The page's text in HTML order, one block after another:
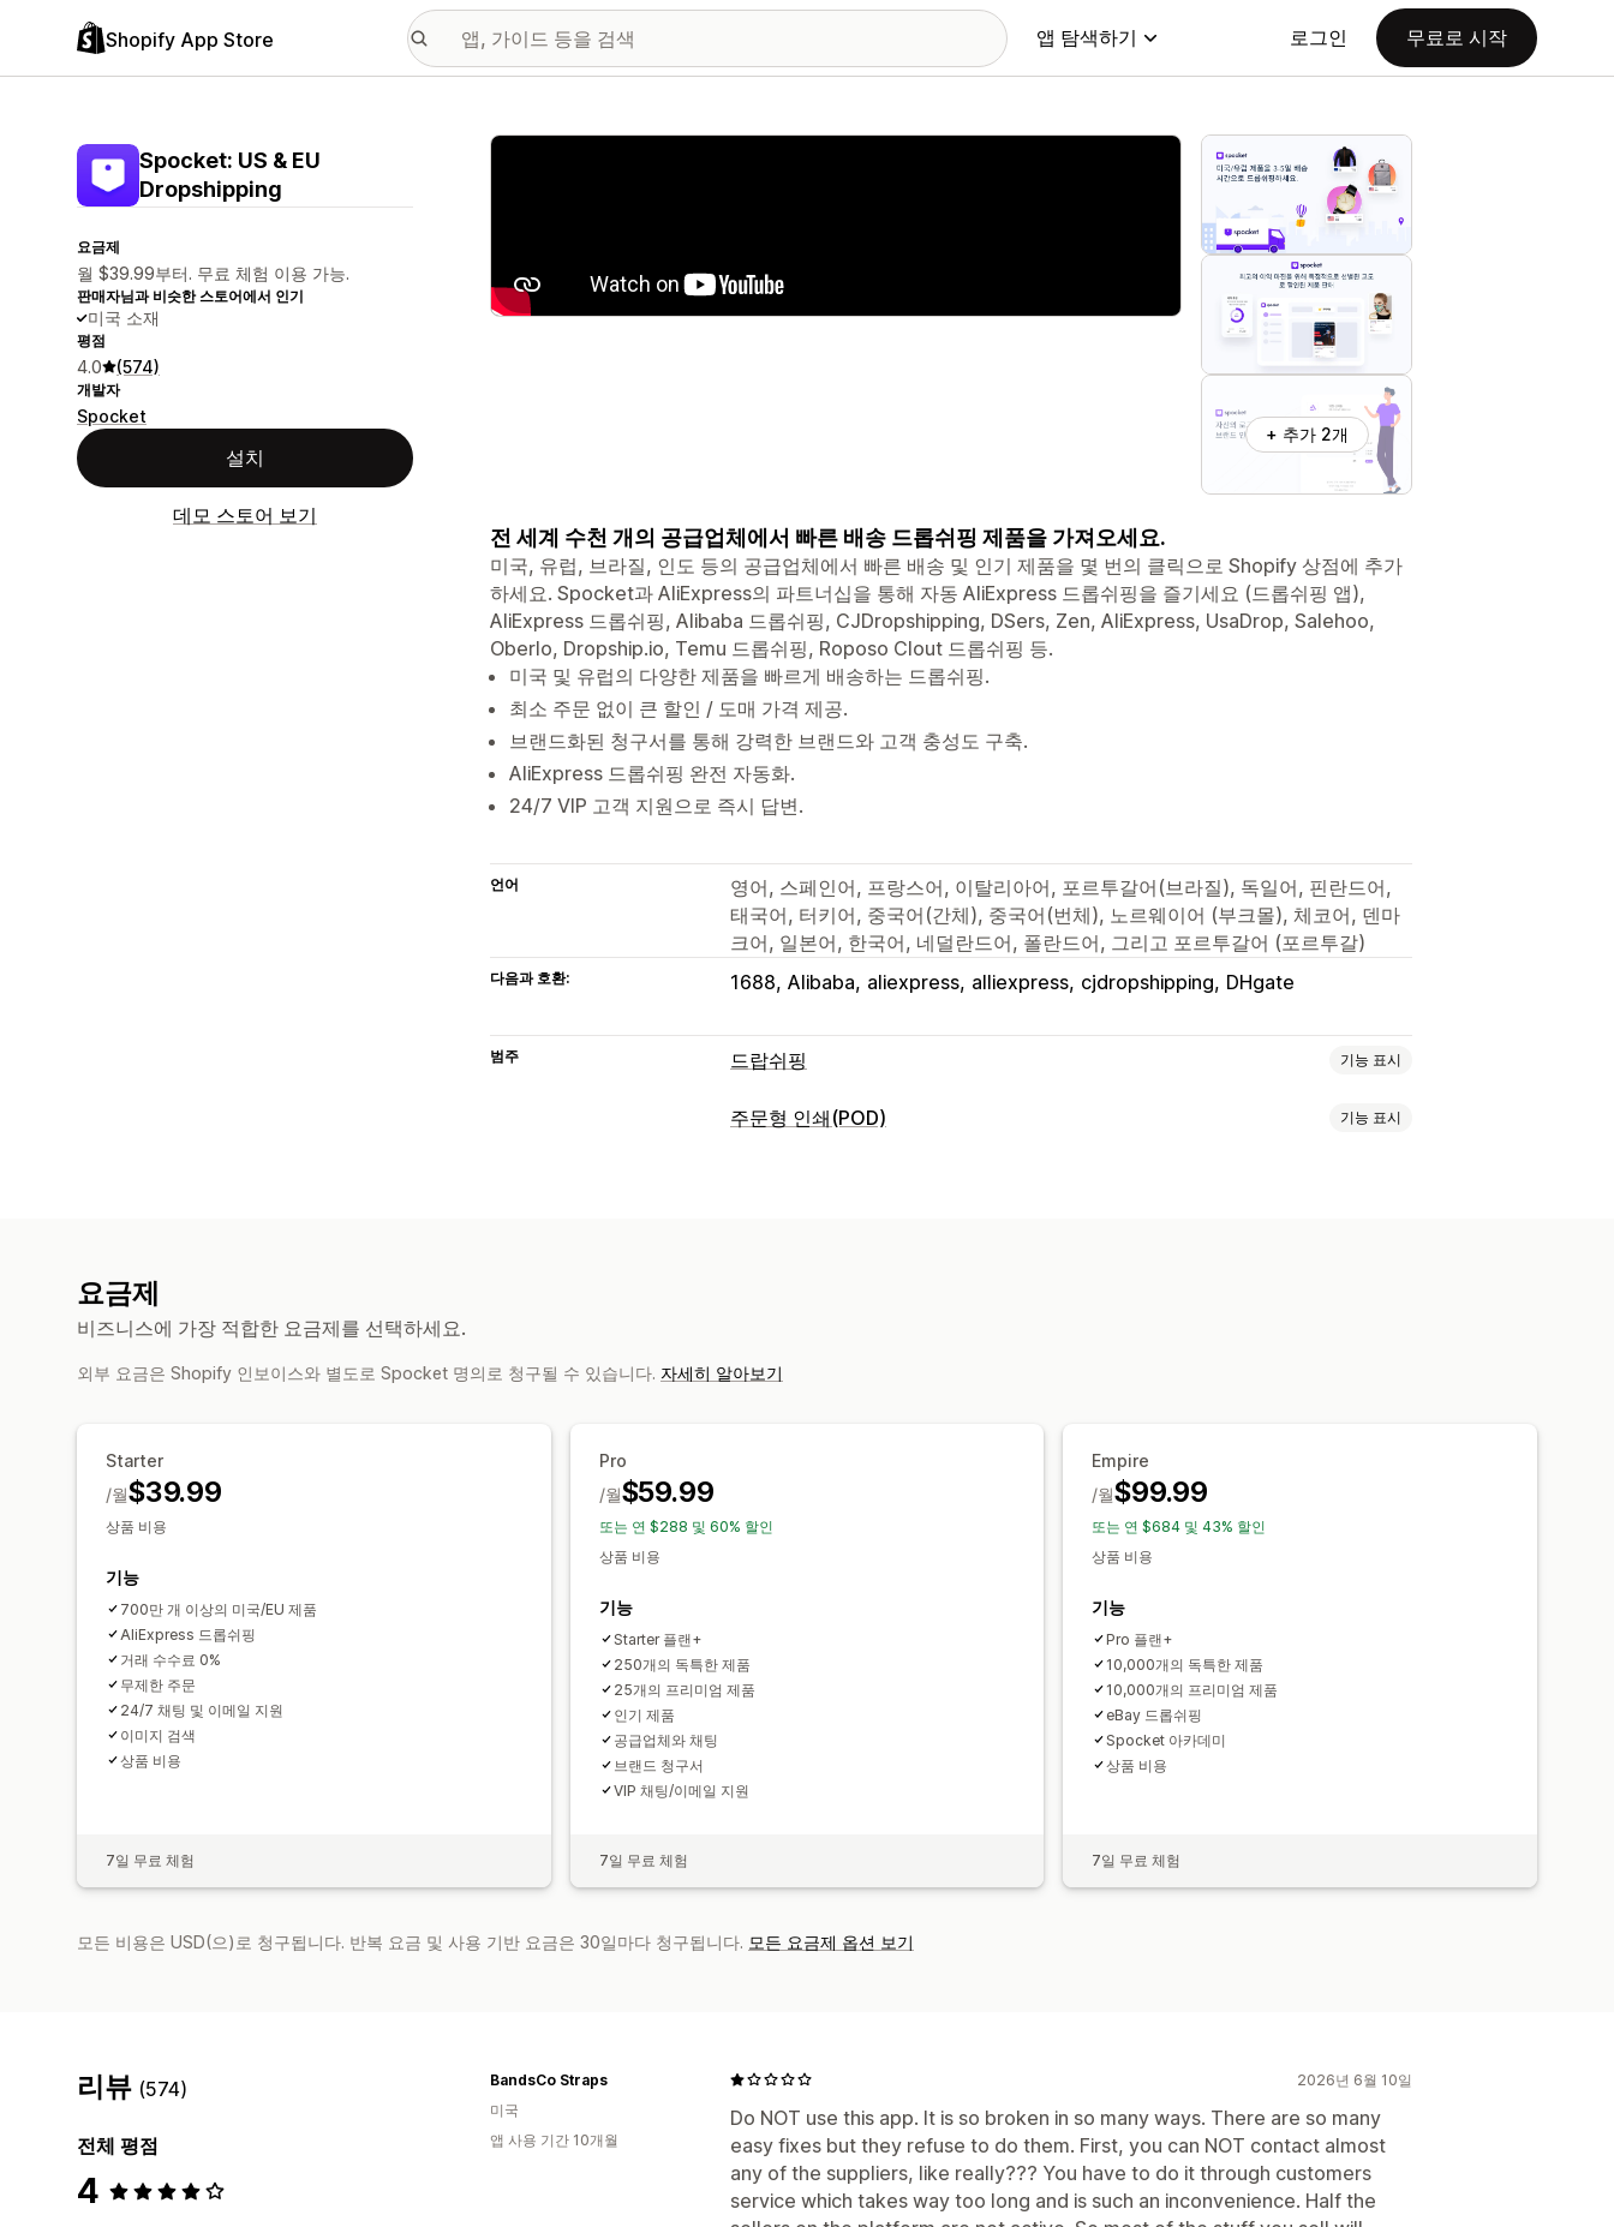
Shopify App Store 앱 탐색하기 로그인 무료로 시작
Spocket: US & EU
Dropshipping
요금제
월 $39.99부터. 무료 체험 이용 가능.
판매자님과 비슷한 스토어에서 인기
미국 소재
평점
4.0 (574)
개발자
Spocket
설치
데모 스토어 보기
추천 이미지 갤러리
+ 추가 2개
전 세계 수천 개의 공급업체에서 빠른 배송 드롭쉬핑 제품을 가져오세요.
미국, 유럽, 브라질, 인도 등의 공급업체에서 빠른 배송 및 인기 제품을 몇 번의 클릭으로 Shopify 상점에 추가
하세요. Spocket과 AliExpress의 파트너십을 통해 자동 AliExpress 드롭쉬핑을 즐기세요 (드롭쉬핑 앱),
AliExpress 드롭쉬핑, Alibaba 드롭쉬핑, CJDropshipping, DSers, Zen, AliExpress, UsaDrop, Salehoo,
Oberlo, Dropship.io, Temu 드롭쉬핑, Roposo Clout 드롭쉬핑 등.
미국 및 유럽의 다양한 제품을 빠르게 배송하는 드롭쉬핑.
최소 주문 없이 큰 할인 / 도매 가격 제공.
브랜드화된 청구서를 통해 강력한 브랜드와 고객 충성도 구축.
AliExpress 드롭쉬핑 완전 자동화.
24/7 VIP 고객 지원으로 즉시 답변.
언어
영어, 스페인어, 프랑스어, 이탈리아어, 포르투갈어(브라질), 독일어, 핀란드어,
태국어, 터키어, 중국어(간체), 중국어(번체), 노르웨이어 (부크몰), 체코어, 덴마
크어, 일본어, 한국어, 네덜란드어, 폴란드어, 그리고 포르투갈어 (포르투갈)
다음과 호환: 1688 Alibaba aliexpress alliexpress cjdropshipping DHgate
범주 드랍쉬핑 기능 표시
판매할 수 있는 제품
주문형 인쇄(POD) 기능 표시
맞춤형 배송
포괄적 가격 책정 주문 추적
요금제
비즈니스에 가장 적합한 요금제를 선택하세요.
외부 요금은 Shopify 인보이스와 별도로 Spocket 명의로 청구될 수 있습니다. 자세히 알아보기
Starter
$39.99
/월
상품 비용
기능
700만 개 이상의 미국/EU 제품
AliExpress 드롭쉬핑
거래 수수료 0%
무제한 주문
24/7 채팅 및 이메일 지원
이미지 검색
상품 비용
7일 무료 체험
Pro
$59.99
/월
또는 연 $288 및 60% 할인
상품 비용
기능
Starter 플랜+
250개의 독특한 제품
25개의 프리미엄 제품
인기 제품
공급업체와 채팅
브랜드 청구서
VIP 채팅/이메일 지원
7일 무료 체험
Empire
$99.99
/월
또는 연 $684 및 43% 할인
상품 비용
기능
Pro 플랜+
10,000개의 독특한 제품
10,000개의 프리미엄 제품
eBay 드롭쉬핑
Spocket 아카데미
상품 비용
7일 무료 체험
모든 비용은 USD(으)로 청구됩니다. 반복 요금 및 사용 기반 요금은 30일마다 청구됩니다. 모든 요금제 옵션 보기
리뷰 (574)
전체 평점
4
2026년 6월 10일
Do NOT use this app. It is so broken in so many ways. There are so many
easy fixes but they refuse to do them. First, you can NOT contact almost
any of the suppliers, like really??? You have to do it through customers
service which takes way too long and is such an inconvenience. Half the
BandsCo Straps
미국
앱 사용 기간 10개월